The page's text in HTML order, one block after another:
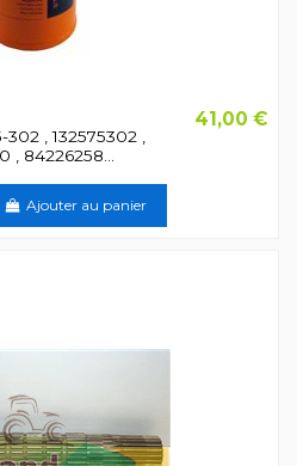
, 132575302 ,
, 84226258...
41,00 €
Ajouter au panier